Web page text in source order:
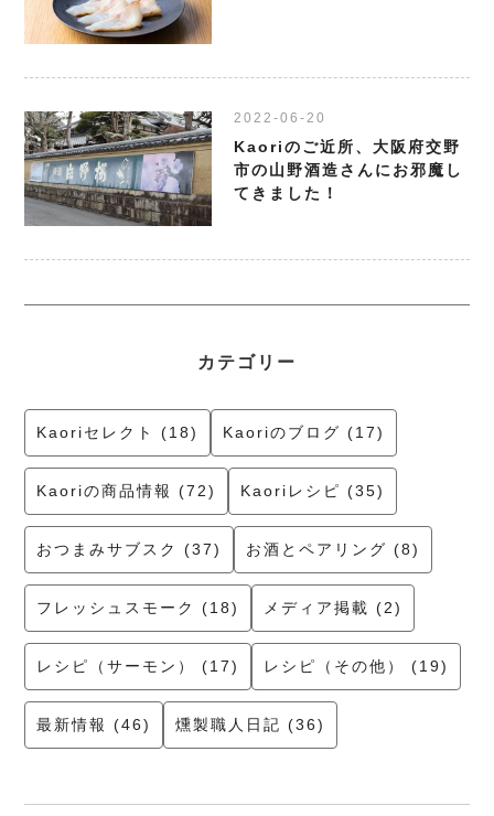
2022-06-20
Kaoriのご近所、大阪府交野
市の山野酒造さんにお邪魔し
てきました！
カテゴリー
Kaoriセレクト (18) Kaoriのブログ (17)
Kaoriの商品情報 (72) Kaoriレシピ (35)
おつまみサブスク (37) お酒とペアリング (8)
フレッシュスモーク (18) メディア掲載 (2)
レシピ（サーモン） (17) レシピ（その他） (19)
最新情報 (46) 燻製職人日記 (36)